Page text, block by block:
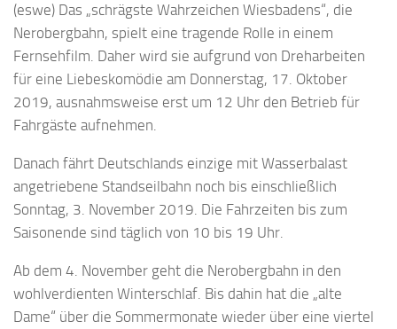
(eswe) Das „schrägste Wahrzeichen Wiesbadens“, die
Nerobergbahn, spielt eine tragende Rolle in einem
Fernsehfilm. Daher wird sie aufgrund von Dreharbeiten
für eine Liebeskomödie am Donnerstag, 17. Oktober
2019, ausnahmsweise erst um 12 Uhr den Betrieb für
Fahrgäste aufnehmen.
Danach fährt Deutschlands einzige mit Wasserbalast
angetriebene Standseilbahn noch bis einschließlich
Sonntag, 3. November 2019. Die Fahrzeiten bis zum
Saisonende sind täglich von 10 bis 19 Uhr.
Ab dem 4. November geht die Nerobergbahn in den
wohlverdienten Winterschlaf. Bis dahin hat die „alte
Dame“ über die Sommermonate wieder über eine viertel